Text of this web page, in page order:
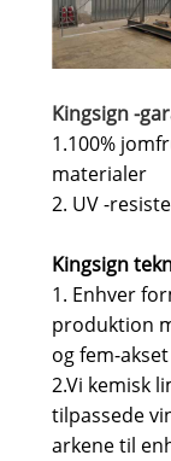
Kingsign -
1.100%
materialer
2. UV -
Kingsign
1. Enhver
produktion
og fem-
2.Vi kemisk
tilpassede
arkene til